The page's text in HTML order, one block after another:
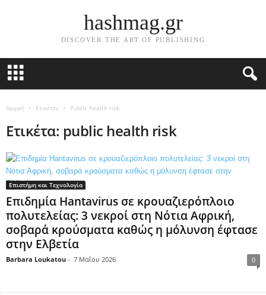
hashmag.gr
DISCOVER THE ART OF PUBLISHING
Αρχική Ετικέτες Public health risk
Ετικέτα: public health risk
Επιστήμη και Τεχνολογία
Επιδημία Hantavirus σε κρουαζιερόπλοιο
πολυτελείας: 3 νεκροί στη Νότια Αφρική,
σοβαρά κρούσματα καθώς η μόλυνση έφτασε
στην Ελβετία
Barbara Loukatou - 7 Μαΐου 2026 0